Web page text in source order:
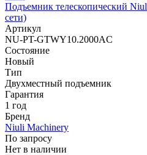
Подъемник телескопический
сети)
Артикул
NU-PT-GTWY10.2000AC
Состояние
Новый
Тип
Двухместный подъемник
Гарантия
1 год
Бренд
Niuli Machinery
По запросу
Нет в наличии